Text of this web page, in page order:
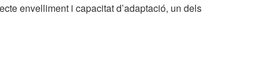
envelliment i capacitat d’adaptació, un dels